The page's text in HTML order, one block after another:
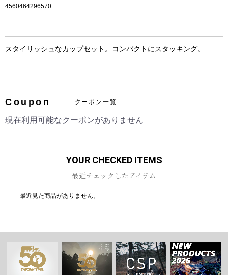
4560464296570
スタイリッシュなカップセット。コンパクトにスタッキング。
Coupon クーポン一覧
現在利用可能なクーポンがありません
YOUR CHECKED ITEMS
最近チェックしたアイテム
最近見た商品がありません。